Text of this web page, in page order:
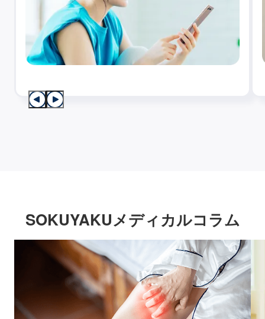
SOKUYAKUメディカルコラム